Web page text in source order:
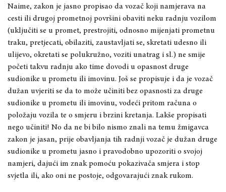
Naime, zakon je jasno propisao da vozač koji namjerava na
cesti ili drugoj prometnoj površini obaviti neku radnju vozilom
(uključiti se u promet, prestrojiti, odnosno mijenjati prometnu
traku, pretjecati, obilaziti, zaustavljati se, skretati udesno ili
ulijevo, okretati se polukružno, voziti unatrag i sl.) ne smije
početi takvu radnju ako time dovodi u opasnost druge
sudionike u prometu ili imovinu. Još se propisuje i da je vozač
dužan uvjeriti se da to može učiniti bez opasnosti za druge
sudionike u prometu ili imovinu, vodeći pritom računa o
položaju vozila te o smjeru i brzini kretanja. Lakše propisati
nego učiniti! No da ne bi bilo nismo znali na temu žmigavca
zakon je jasan, prije obavljanja tih radnji vozač je dužan druge
sudionike u prometu jasno i pravodobno upozoriti o svojoj
namjeri, dajući im znak pomoću pokazivača smjera i stop
svjetla ili, ako oni ne postoje, odgovarajući znak rukom.